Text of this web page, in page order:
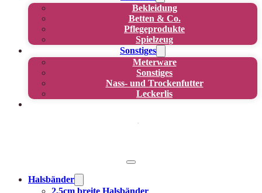
Bekleidung
Betten & Co.
Pflegeprodukte
Spielzeug
Sonstiges
Meterware
Sonstiges
Nass- und Trockenfutter
Leckerlis
Halsbänder
2,5cm breite Halsbänder